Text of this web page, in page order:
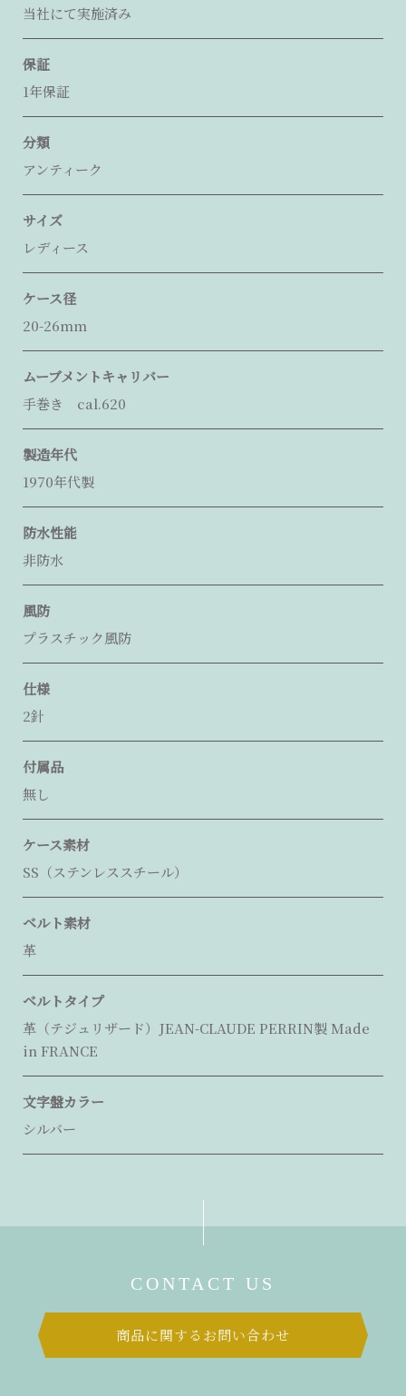
当社にて実施済み
保証
1年保証
分類
アンティーク
サイズ
レディース
ケース径
20-26mm
ムーブメントキャリバー
手巻き cal.620
製造年代
1970年代製
防水性能
非防水
風防
プラスチック風防
仕様
2針
付属品
無し
ケース素材
SS（ステンレススチール）
ベルト素材
革
ベルトタイプ
革（テジュリザード）JEAN-CLAUDE PERRIN製 Made
in FRANCE
文字盤カラー
シルバー
CONTACT US
商品に関するお問い合わせ